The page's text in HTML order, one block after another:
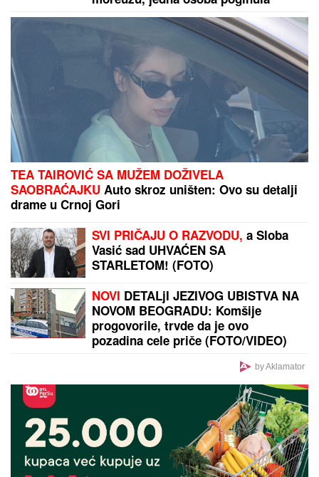
posmatrala u NEVERICI, a sada se
oglasila emotivnom porukom!
za Tigra, a OVO je razlog zbog kojeg se razvela od
prvog muža: "Htela sam više i bolje"
navija, Zvezdu ili Partizan
Tropski talas ne mora da bude
spasite MUŠKATLE, PETUNIJE I
FIKUSE - osam trikova koji prave